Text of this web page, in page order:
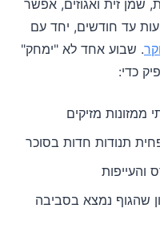
שמן זית ואגוזים, אפשר
עד חודשים, יחד עם
. שבוע אחד לא "ימחק"
כדי:
מזיקים
תנודות חדות בסוכר
והעייפות
שהגוף נמצא בסביבה